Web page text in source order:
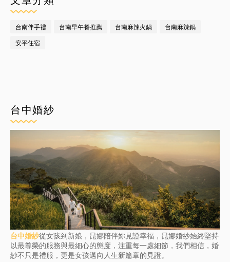
台南伴手禮 台南早午餐推薦 台南麻辣火鍋 台南麻辣鍋
安平住宿
台中婚紗
台中婚紗從女孩到新娘，昆娜陪伴妳見證幸福，昆娜婚紗始終堅持
以最尊榮的服務與最細心的態度，注重每一處細節，我們相信，婚
紗不只是禮服，更是女孩邁向人生新篇章的見證。